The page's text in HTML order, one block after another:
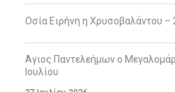
Οσία Ειρήνη η Χρυσοβαλάντου –
Άγιος Παντελεήμων ο
Ιουλίου